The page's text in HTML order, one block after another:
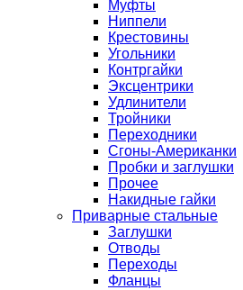
Муфты
Ниппели
Крестовины
Угольники
Контргайки
Эксцентрики
Удлинители
Тройники
Переходники
Сгоны-Американки
Пробки и заглушки
Прочее
Накидные гайки
Приварные стальные
Заглушки
Отводы
Переходы
Фланцы